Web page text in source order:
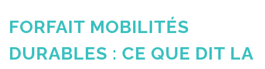
FORFAIT MOBILITÉS
DURABLES : CE QUE DIT LA